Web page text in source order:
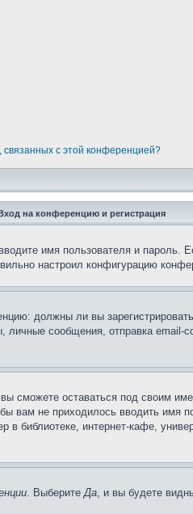
связанных с этой конференцией?
на конференцию и регистрация
имя пользователя и
настроил конфигурацию
должны ли вы
сообщения, отправка email-
сможете оставаться под своим
вам не приходилось вводить
библиотеке, интернет-кафе,
. ВыберитеДа, и вы будете